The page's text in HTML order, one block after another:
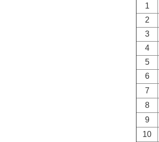
1
2
3
4
5
6
7
8
9
10